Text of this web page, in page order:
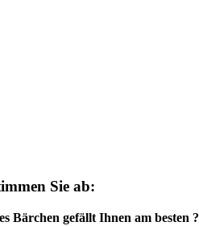
Sie ab:
Bärchen gefällt Ihnen am besten ?